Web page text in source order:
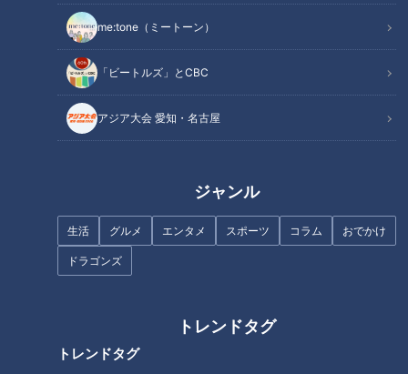
me:tone（ミートーン）
「ビートルズ」とCBC
アジア大会 愛知・名古屋
ジャンル
生活 グルメ エンタメ スポーツ コラム おでかけ
ドラゴンズ
トレンドタグ
トレンドタグ
「糖尿病」夏の食生活に注
先にオープン「スパキッズ」
「奥琵琶湖パークウェイ」がで
きるまで孤立…“独自の法律”を
作った集落「菅浦」を深掘り